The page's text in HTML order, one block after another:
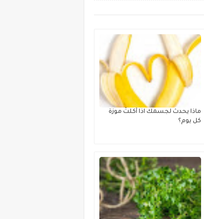
ماذا يحدث لجسمك اذا أكلتَ موزة
كل يوم؟